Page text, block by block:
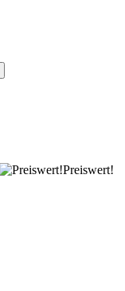
Preiswert!